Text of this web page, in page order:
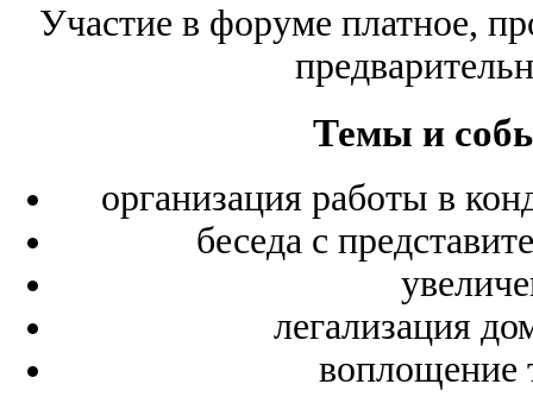
Участие в форуме платное,
Темы и
организация работы в
беседа с
легализация
воплощение